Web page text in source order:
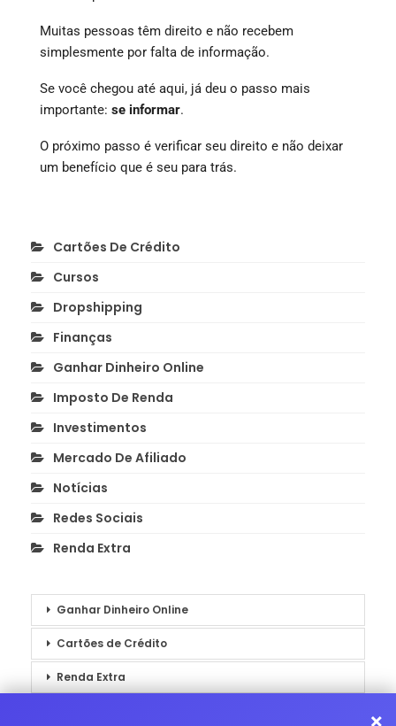
Muitas pessoas têm direito e não recebem
simplesmente por falta de informação.
Se você chegou até aqui, já deu o passo mais
importante: se informar.
O próximo passo é verificar seu direito e não deixar
um benefício que é seu para trás.
Cartões De Crédito
Cursos
Dropshipping
Finanças
Ganhar Dinheiro Online
Imposto De Renda
Investimentos
Mercado De Afiliado
Notícias
Redes Sociais
Renda Extra
Ganhar Dinheiro Online
Cartões de Crédito
Renda Extra